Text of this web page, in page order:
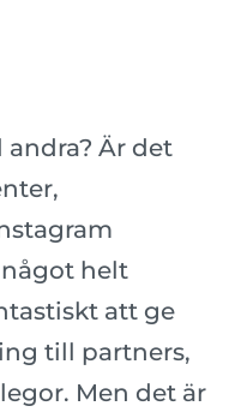
Är det
helt
att ge
till partners,
Men det är